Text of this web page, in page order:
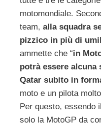
motomondiale.
team, alla squadra
pizzico in più di
ammette che “in
potrà essere alcuna
Qatar subito in
moto e un pilota
Per questo, essendo
solo la MotoGP da